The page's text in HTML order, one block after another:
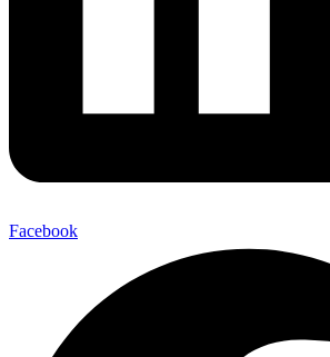
Facebook